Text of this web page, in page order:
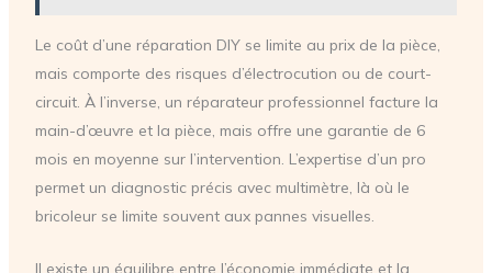
Le coût d’une réparation DIY se limite au prix de la pièce,
mais comporte des risques d’électrocution ou de court-
circuit. À l’inverse, un réparateur professionnel facture la
main-d’œuvre et la pièce, mais offre une garantie de 6
mois en moyenne sur l’intervention. L’expertise d’un pro
permet un diagnostic précis avec multimètre, là où le
bricoleur se limite souvent aux pannes visuelles.